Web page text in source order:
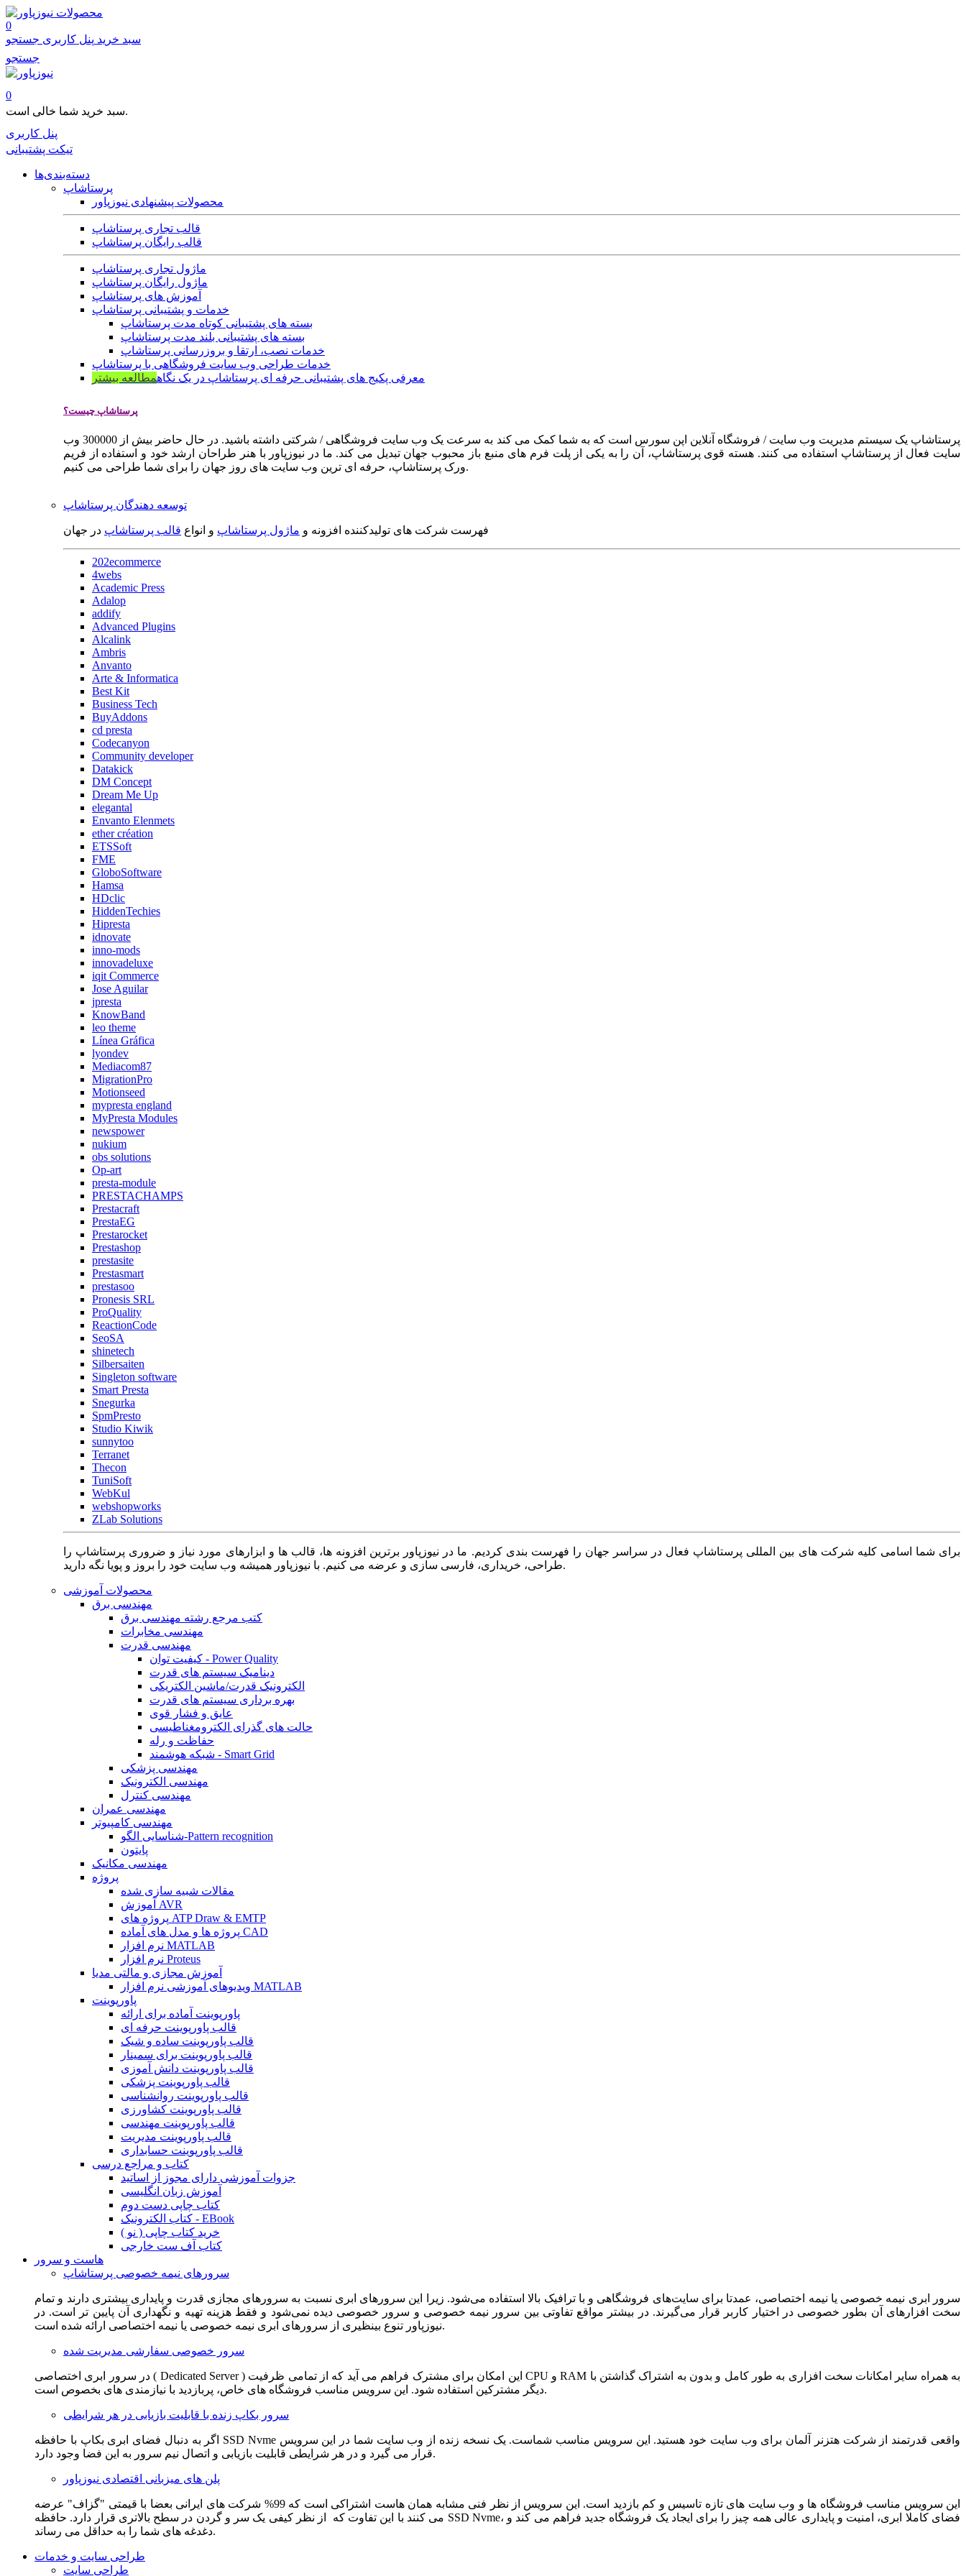
محصولات
0
سبد خرید پنل کاربری جستجو
جستجو
0
سبد خرید شما خالی است.
پنل کاربری
تیکت پشتیبانی
دسته‌بندی‌ها
پرستاشاپ
محصولات پیشنهادی نیوزپاور
قالب تجاری پرستاشاپ
قالب رایگان پرستاشاپ
ماژول تجاری پرستاشاپ
ماژول رایگان پرستاشاپ
آموزش های پرستاشاپ
خدمات و پشتیبانی پرستاشاپ
بسته های پشتیبانی کوتاه مدت پرستاشاپ
بسته های پشتیبانی بلند مدت پرستاشاپ
خدمات نصب، ارتقا و بروزرسانی پرستاشاپ
خدمات طراحی وب سایت فروشگاهی با پرستاشاپ
معرفی پکیج های پشتیبانی حرفه ای پرستاشاپ در یک نگاهمطالعه بیشتر
پرستاشاپ چیست؟
پرستاشاپ یک سیستم مدیریت وب سایت / فروشگاه آنلاین اپن سورس است که به شما کمک می کند به سرعت یک وب سایت فروشگاهی / شرکتی داشته باشید. در حال حاضر بیش از 300000 وب
سایت فعال از پرستاشاپ استفاده می کنند. هسته قوی پرستاشاپ، آن را به یکی از پلت فرم های منبع باز محبوب جهان تبدیل می کند. ما در نیوزپاور با هنر طراحان ارشد خود و استفاده از فریم
ورک پرستاشاپ، حرفه ای ترین وب سایت های روز جهان را برای شما طراحی می کنیم.
توسعه دهندگان پرستاشاپ
فهرست شرکت های تولیدکننده افزونه و ماژول پرستاشاپ و انواع قالب پرستاشاپ در جهان
202ecommerce
4webs
Academic Press
Adalop
addify
Advanced Plugins
Alcalink
Ambris
Anvanto
Arte & Informatica
Best Kit
Business Tech
BuyAddons
cd presta
Codecanyon
Community developer
Datakick
DM Concept
Dream Me Up
elegantal
Envanto Elenmets
ether création
ETSSoft
FME
GloboSoftware
Hamsa
HDclic
HiddenTechies
Hipresta
idnovate
inno-mods
innovadeluxe
iqit Commerce
Jose Aguilar
jpresta
KnowBand
leo theme
Línea Gráfica
lyondev
Mediacom87
MigrationPro
Motionseed
mypresta england
MyPresta Modules
newspower
nukium
obs solutions
Op-art
presta-module
PRESTACHAMPS
Prestacraft
PrestaEG
Prestarocket
Prestashop
prestasite
Prestasmart
prestasoo
Pronesis SRL
ProQuality
ReactionCode
SeoSA
shinetech
Silbersaiten
Singleton software
Smart Presta
Snegurka
SpmPresto
Studio Kiwik
sunnytoo
Terranet
Thecon
TuniSoft
WebKul
webshopworks
ZLab Solutions
برای شما اسامی کلیه شرکت های بین المللی پرستاشاپ فعال در سراسر جهان را فهرست بندی کردیم. ما در نیوزپاور برترین افزونه ها، قالب ها و ابزارهای مورد نیاز و ضروری پرستاشاپ را
طراحی، خریداری، فارسی سازی و عرضه می کنیم. با نیوزپاور همیشه وب سایت خود را بروز و پویا نگه دارید.
محصولات آموزشی
مهندسی برق
کتب مرجع رشته مهندسی برق
مهندسی مخابرات
مهندسی قدرت
کیفیت توان - Power Quality
دینامیک سیستم های قدرت
الکترونیک قدرت/ماشین الکتریکی
بهره برداری سیستم های قدرت
عایق و فشار قوی
حالت های گذرای الکترومغناطیسی
حفاظت و رله
شبکه هوشمند - Smart Grid
مهندسی پزشکی
مهندسی الکترونیک
مهندسی کنترل
مهندسی عمران
مهندسی کامپیوتر
شناسایی الگو-Pattern recognition
پایتون
مهندسی مکانیک
پروژه
مقالات شبیه سازی شده
آموزش AVR
پروژه های ATP Draw & EMTP
پروژه ها و مدل های آماده CAD
نرم افزار MATLAB
نرم افزار Proteus
آموزش مجازی و مالتی مدیا
ویدیوهای آموزشی نرم افزار MATLAB
پاورپوینت
پاورپوینت آماده برای ارائه
قالب پاورپوینت حرفه ای
قالب پاورپوینت ساده و شیک
قالب پاورپوینت برای سمینار
قالب پاورپوینت دانش آموزی
قالب پاورپوینت پزشکی
قالب پاورپوینت روانشناسی
قالب پاورپوینت کشاورزی
قالب پاورپوینت مهندسی
قالب پاورپوینت مدیریت
قالب پاورپوینت حسابداری
کتاب و مراجع درسی
جزوات آموزشی دارای مجوز از اساتید
آموزش زبان انگلیسی
کتاب چاپی دست دوم
کتاب الکترونیک - EBook
خرید کتاب چاپی ( نو )
کتاب آف ست خارجی
هاست و سرور
سرورهای نیمه خصوصی پرستاشاپ
سرور ابری نیمه خصوصی یا نیمه اختصاصی، عمدتا برای سایت‌های فروشگاهی و با ترافیک بالا استفاده می‌شود. زیرا این سرورهای ابری نسبت به سرورهای مجازی قدرت و پایداری بیشتری دارند و تمام
سخت افزارهای آن بطور خصوصی در اختیار کاربر قرار می‌گیرند. در بیشتر مواقع تفاوتی بین سرور نیمه خصوصی و سرور خصوصی دیده نمی‌شود و فقط هزینه تهیه و نگهداری آن پایین تر است. در
نیوزپاور تنوع بینظیری از سرورهای ابری نیمه خصوصی یا نیمه اختصاصی ارائه شده است.
سرور خصوصی سفارشی مدیریت شده
در سرور ابری اختصاصی ( Dedicated Server ) این امکان برای مشترک فراهم می آید که از تمامی ظرفیت CPU و RAM به همراه سایر امکانات سخت افزاری به طور کامل و بدون به اشتراک گذاشتن با
دیگر مشترکین استفاده شود. این سرویس مناسب فروشگاه های خاص، پربازدید با نیازمندی های بخصوص است.
سرور بکاپ زنده با قابلیت بازیابی در هر شرایطی
اگر به دنبال فضای ابری بکاپ با حافظه SSD Nvme واقعی قدرتمند از شرکت هتزنر آلمان برای وب سایت خود هستید. این سرویس مناسب شماست. یک نسخه زنده از وب سایت شما در این سرویس
قرار می گیرد و در هر شرایطی قابلیت بازیابی و اتصال نیم سرور به این فضا وجود دارد.
پلن های میزبانی اقتصادی نیوزپاور
این سرویس مناسب فروشگاه ها و وب سایت های تازه تاسیس و کم بازدید است. این سرویس از نظر فنی مشابه همان هاست اشتراکی است که 99% شرکت های ایرانی بعضا با قیمتی "گزاف" عرضه
می کنند با این تفاوت که از نظر کیفی یک سر و گردن در سطح بالاتری قرار دارد. حافظه SSD Nvme، فضای کاملا ابری، امنیت و پایداری عالی همه چیز را برای ایجاد یک فروشگاه جدید فراهم می کند و
دغدغه های شما را به حداقل می رساند.
طراحی سایت و خدمات
طراحی سایت